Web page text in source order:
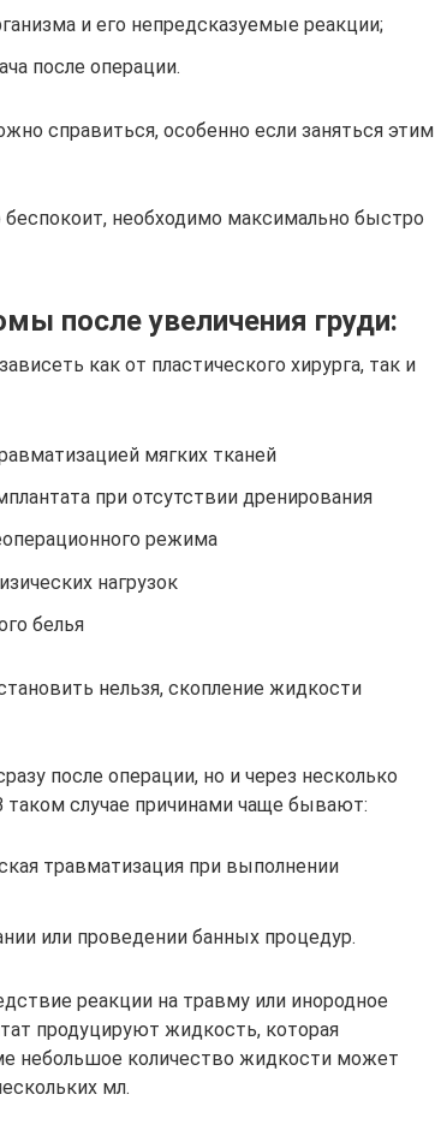
и его непредсказуемые реакции;
после операции.
справиться, особенно если заняться этим
необходимо максимально быстро
после увеличения груди:
как от пластического хирурга, так и
мягких тканей
при отсутствии дренирования
режима
нагрузок
белья
нельзя, скопление жидкости
после операции, но и через несколько
случае причинами чаще бывают:
травматизация при выполнении
или проведении банных процедур.
реакции на травму или инородное
продуцируют жидкость, которая
небольшое количество жидкости может
мл.